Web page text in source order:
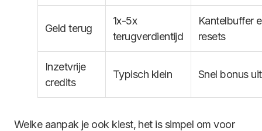
Geld terug
1x-5x
terugverdientijd
Kantelbuffer
resets
Inzetvrije
credits
Typisch klein Snel bonus
Welke aanpak je ook kiest, het is simpel om voor